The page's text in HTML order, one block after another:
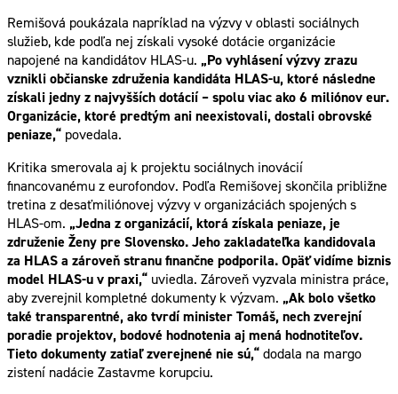
Remišová poukázala napríklad na výzvy v oblasti sociálnych
služieb, kde podľa nej získali vysoké dotácie organizácie
napojené na kandidátov HLAS-u. „Po vyhlásení výzvy zrazu
vznikli občianske združenia kandidáta HLAS-u, ktoré následne
získali jedny z najvyšších dotácií – spolu viac ako 6 miliónov eur.
Organizácie, ktoré predtým ani neexistovali, dostali obrovské
peniaze,“ povedala.
Kritika smerovala aj k projektu sociálnych inovácií
financovanému z eurofondov. Podľa Remišovej skončila približne
tretina z desaťmiliónovej výzvy v organizáciách spojených s
HLAS-om. „Jedna z organizácií, ktorá získala peniaze, je
združenie Ženy pre Slovensko. Jeho zakladateľka kandidovala
za HLAS a zároveň stranu finančne podporila. Opäť vidíme biznis
model HLAS-u v praxi,“ uviedla. Zároveň vyzvala ministra práce,
aby zverejnil kompletné dokumenty k výzvam. „Ak bolo všetko
také transparentné, ako tvrdí minister Tomáš, nech zverejní
poradie projektov, bodové hodnotenia aj mená hodnotiteľov.
Tieto dokumenty zatiaľ zverejnené nie sú,“dodala na margo
zistení nadácie Zastavme korupciu.